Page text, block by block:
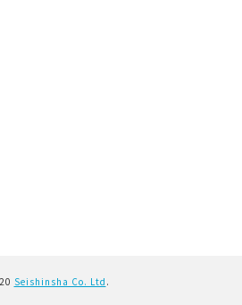
Seishinsha Co. Ltd .